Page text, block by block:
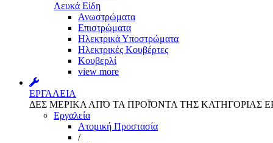
Λευκά Είδη
Ανωστρώματα
Επιστρώματα
Ηλεκτρικά Υποστρώματα
Ηλεκτρικές Κουβέρτες
Κουβερλί
view more
ΕΡΓΑΛΕΙΑ
ΔΕΣ ΜΕΡΙΚΑ ΑΠΌ ΤΑ ΠΡΟΪΌΝΤΑ ΤΗΣ ΚΑΤΗΓΟΡΙΑΣ
Εργαλεία
Aτομική Προστασία
/